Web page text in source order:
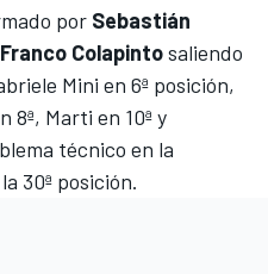
por Sebastián
Franco Colapintosaliendo
Mini en 6ª posición,
8ª, Marti en 10ª y
técnico en la
30ª posición.